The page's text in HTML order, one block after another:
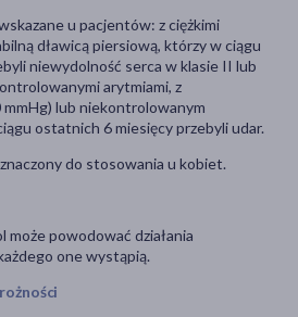
u pacjentów: z ciężkimi
dławicą piersiową, którzy w ciągu
niewydolność serca w klasie II lub
arytmiami, z
lub niekontrolowanym
ostatnich 6 miesięcy przebyli udar.
do stosowania u kobiet.
może powodować działania
one wystąpią.